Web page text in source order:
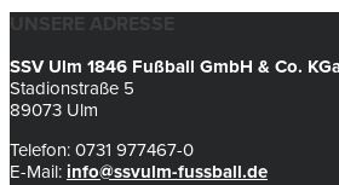
UNSERE ADRESSE
SSV Ulm 1846 Fußball GmbH & Co.
Stadionstraße 5
89073 Ulm
Telefon: 0731 977467-0
E-Mail: info@ssvulm-fussball.de